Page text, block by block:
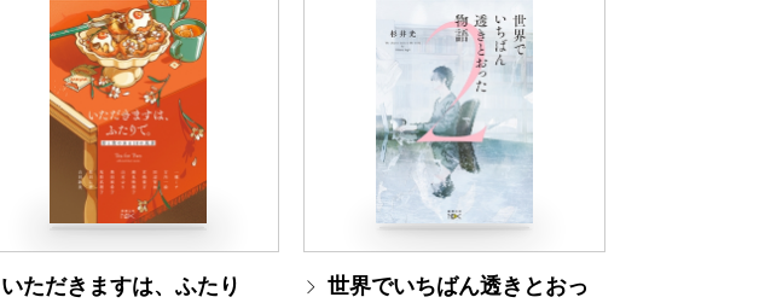
いただきますは、ふたり
世界でいちばん透きとおっ